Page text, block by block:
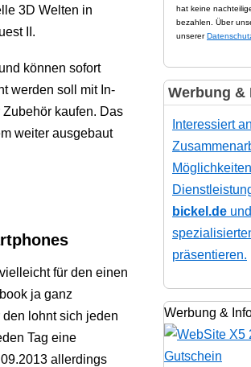
3D Welten in
II.
können sofort
werden soll mit In-
kaufen. Das
weiter ausgebaut
für den einen
ja ganz
lohnt sich jeden
Tag eine
allerdings
hat keine
bezahlen. Über
unserer
Werbung &
Interessiert
bickel.de
präsentieren.
Werbung &